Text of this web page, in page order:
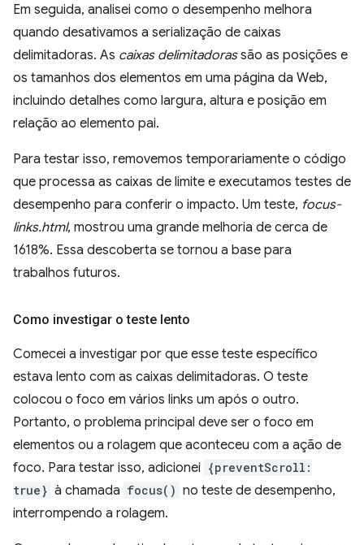
Em seguida, analisei como o desempenho melhora
quando desativamos a serialização de caixas
delimitadoras. As caixas delimitadorassão as posições e
os tamanhos dos elementos em uma página da Web,
incluindo detalhes como largura, altura e posição em
relação ao elemento pai.
Para testar isso, removemos temporariamente o código
que processa as caixas de limite e executamos testes de
desempenho para conferir o impacto. Um teste, focus-
links.html, mostrou uma grande melhoria de cerca de
1618%. Essa descoberta se tornou a base para
trabalhos futuros.
Como investigar o teste lento
Comecei a investigar por que esse teste específico
estava lento com as caixas delimitadoras. O teste
colocou o foco em vários links um após o outro.
Portanto, o problema principal deve ser o foco em
elementos ou a rolagem que aconteceu com a ação de
foco. Para testar isso, adicionei {preventScroll:
true} à chamada focus() no teste de desempenho,
interrompendo a rolagem.